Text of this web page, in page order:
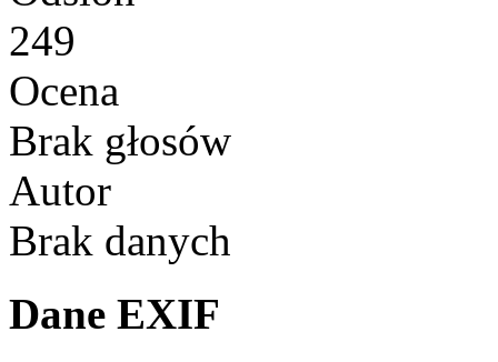
249
Ocena
Brak głosów
Autor
Brak danych
Dane EXIF